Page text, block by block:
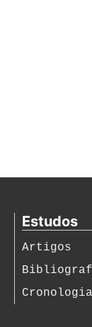
Estudos
Artigos